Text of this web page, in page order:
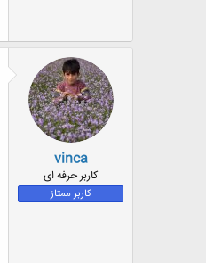
vinca
کاربر حرفه ای
کاربر ممتاز